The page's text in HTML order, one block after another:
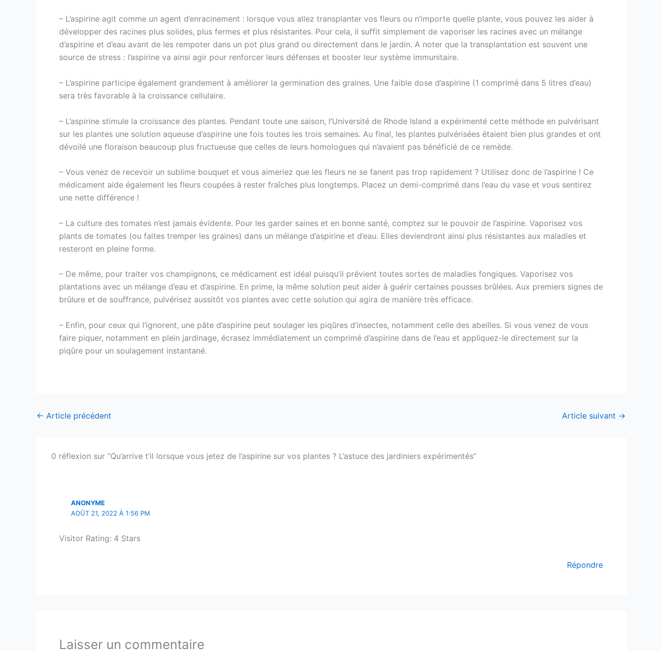
– L’aspirine agit comme un agent d’enracinement : lorsque vous allez transplanter vos fleurs ou n’importe quelle plante, vous pouvez les aider à
développer des racines plus solides, plus fermes et plus résistantes. Pour cela, il suffit simplement de vaporiser les racines avec un mélange
d’aspirine et d’eau avant de les rempoter dans un pot plus grand ou directement dans le jardin. A noter que la transplantation est souvent une
source de stress : l’aspirine va ainsi agir pour renforcer leurs défenses et booster leur système immunitaire.
– L’aspirine participe également grandement à améliorer la germination des graines. Une faible dose d’aspirine (1 comprimé dans 5 litres d’eau)
sera très favorable à la croissance cellulaire.
– L’aspirine stimule la croissance des plantes. Pendant toute une saison, l’Université de Rhode Island a expérimenté cette méthode en pulvérisant
sur les plantes une solution aqueuse d’aspirine une fois toutes les trois semaines. Au final, les plantes pulvérisées étaient bien plus grandes et ont
dévoilé une floraison beaucoup plus fructueuse que celles de leurs homologues qui n’avaient pas bénéficié de ce remède.
– Vous venez de recevoir un sublime bouquet et vous aimeriez que les fleurs ne se fanent pas trop rapidement ? Utilisez donc de l’aspirine ! Ce
médicament aide également les fleurs coupées à rester fraîches plus longtemps. Placez un demi-comprimé dans l’eau du vase et vous sentirez
une nette différence !
– La culture des tomates n’est jamais évidente. Pour les garder saines et en bonne santé, comptez sur le pouvoir de l’aspirine. Vaporisez vos
plants de tomates (ou faites tremper les graines) dans un mélange d’aspirine et d’eau. Elles deviendront ainsi plus résistantes aux maladies et
resteront en pleine forme.
– De même, pour traiter vos champignons, ce médicament est idéal puisqu’il prévient toutes sortes de maladies fongiques. Vaporisez vos
plantations avec un mélange d’eau et d’aspirine. En prime, la même solution peut aider à guérir certaines pousses brûlées. Aux premiers signes de
brûlure et de souffrance, pulvérisez aussitôt vos plantes avec cette solution qui agira de manière très efficace.
– Enfin, pour ceux qui l’ignorent, une pâte d’aspirine peut soulager les piqûres d’insectes, notamment celle des abeilles. Si vous venez de vous
faire piquer, notamment en plein jardinage, écrasez immédiatement un comprimé d’aspirine dans de l’eau et appliquez-le directement sur la
piqûre pour un soulagement instantané.
← Article précédent Article suivant →
0 réflexion sur “Qu’arrive t’il lorsque vous jetez de l’aspirine sur vos plantes ? L’astuce des jardiniers expérimentés”
ANONYME
AOÛT 21, 2022 À 1:56 PM
Visitor Rating: 4 Stars
Répondre
Laisser un commentaire